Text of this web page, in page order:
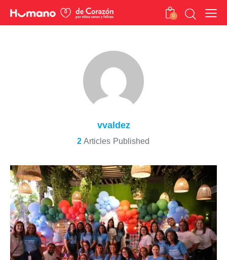
0
vvaldez
2 Articles Published